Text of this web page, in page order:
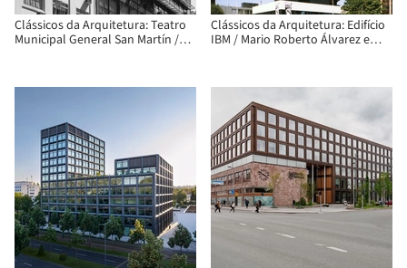
Clássicos da Arquitetura: Teatro
Municipal General San Martín /
Clássicos da Arquitetura: Edifício
IBM / Mario Roberto Álvarez e